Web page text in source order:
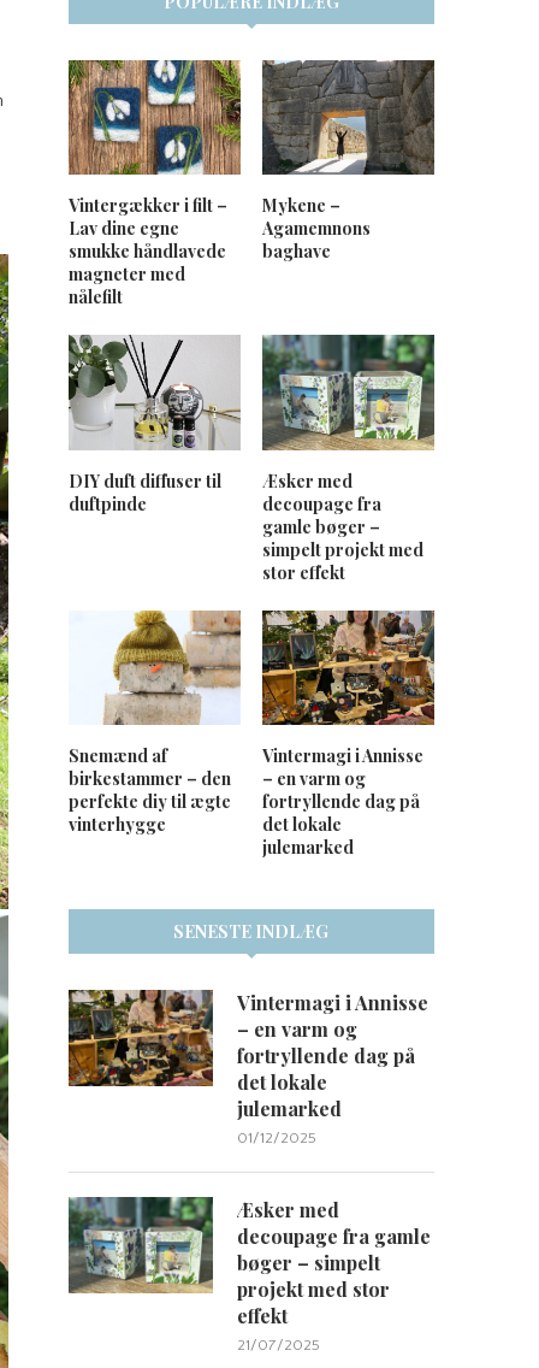
Vintergækker i filt –
Lav dine egne
smukke håndlavede
magneter med
nålefilt
Mykene –
Agamemnons
baghave
DIY duft diffuser til
duftpinde
Æsker med
decoupage fra
gamle bøger –
simpelt projekt med
stor effekt
Snemænd af
birkestammer – den
perfekte diy til ægte
vinterhygge
Vintermagi i Annisse
– en varm og
fortryllende dag på
det lokale
julemarked
SENESTE INDLÆG
Vintermagi i Annisse
– en varm og
fortryllende dag på
det lokale
julemarked
01/12/2025
Æsker med
decoupage fra gamle
bøger – simpelt
projekt med stor
effekt
21/07/2025